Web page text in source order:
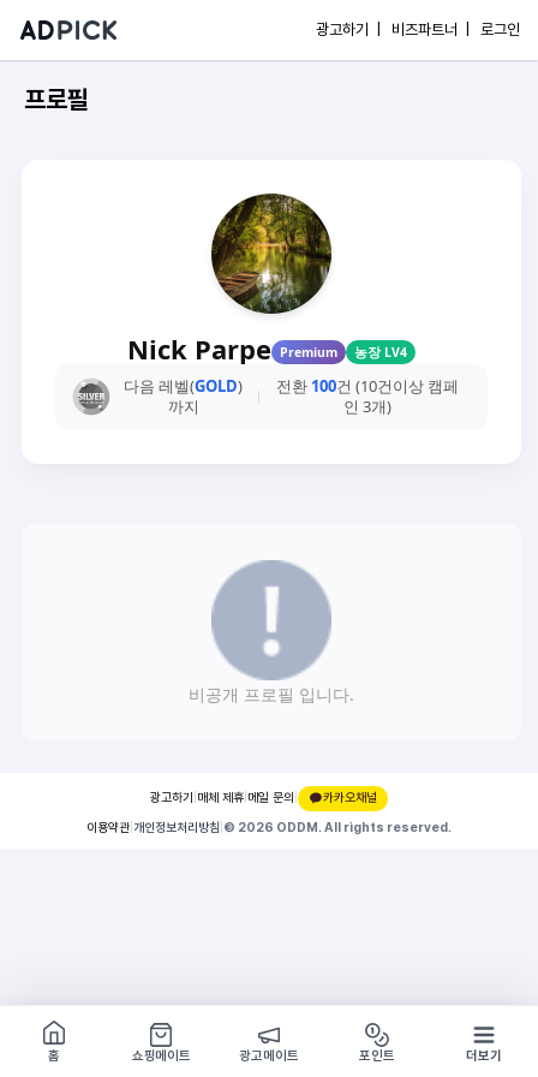
광고하기 | 비즈파트너 | 로그인
프로필
Nick Parpe Premium 농장 LV4
다음 레벨(GOLD)
까지
전환 100건 (10건이상 캠페
인 3개)
비공개 프로필 입니다.
광고하기 매체 제휴 메일 문의 |
카카오채널
이용약관 개인정보처리방침 © 2026 ODDM. All rights reserved.
쇼핑몰 구경하기
방문시 1G
홈
쇼핑메이트 광고메이트 포인트 더보기